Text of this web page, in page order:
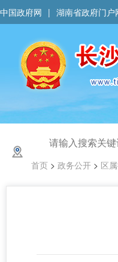
中国政府网 | 湖南省政府门户
首页 > 政务公开 > 区